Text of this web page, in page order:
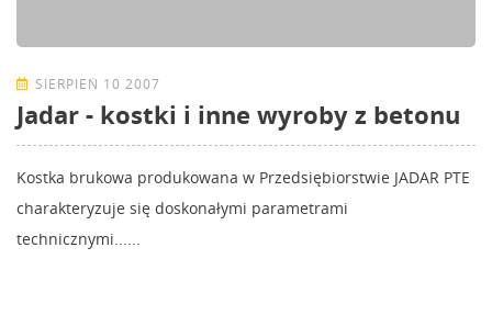
SIERPIEŃ 10 2007
Jadar - kostki i inne wyroby z betonu
Kostka brukowa produkowana w Przedsiębiorstwie JADAR PTE
charakteryzuje się doskonałymi parametrami
technicznymi......